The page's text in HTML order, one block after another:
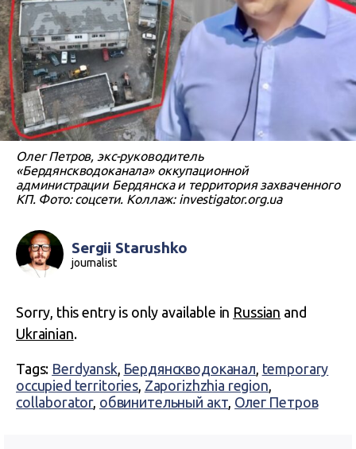
Олег Петров, экс-руководитель
«Бердянскводоканала» оккупационной
администрации Бердянска и территория захваченного
КП. Фото: соцсети. Коллаж: investigator.org.ua
Sergii Starushko
journalist
Sorry, this entry is only available in Russian and
Ukrainian.
Tags: Berdyansk, Бердянскводоканал, temporary
occupied territories, Zaporizhzhia region,
collaborator, обвинительный акт, Олег Петров